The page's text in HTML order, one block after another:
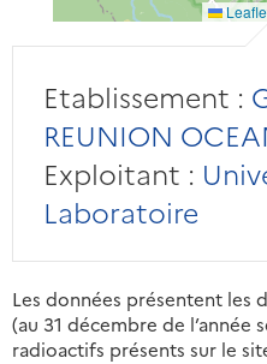
Etablissement :
REUNION
Exploitant :
Laboratoire
Les données présentent les
(au 31 décembre de l’année
radioactifs présents sur le